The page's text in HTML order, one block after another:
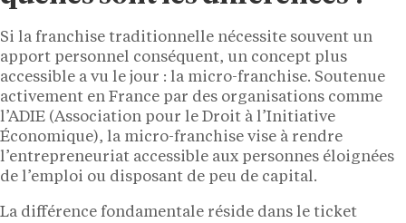
Si la franchise traditionnelle nécessite souvent un
apport personnel conséquent, un concept plus
accessible a vu le jour : la micro-franchise. Soutenue
activement en France par des organisations comme
l’ADIE (Association pour le Droit à l’Initiative
Économique), la micro-franchise vise à rendre
l’entrepreneuriat accessible aux personnes éloignées
de l’emploi ou disposant de peu de capital.
La différence fondamentale réside dans le ticket